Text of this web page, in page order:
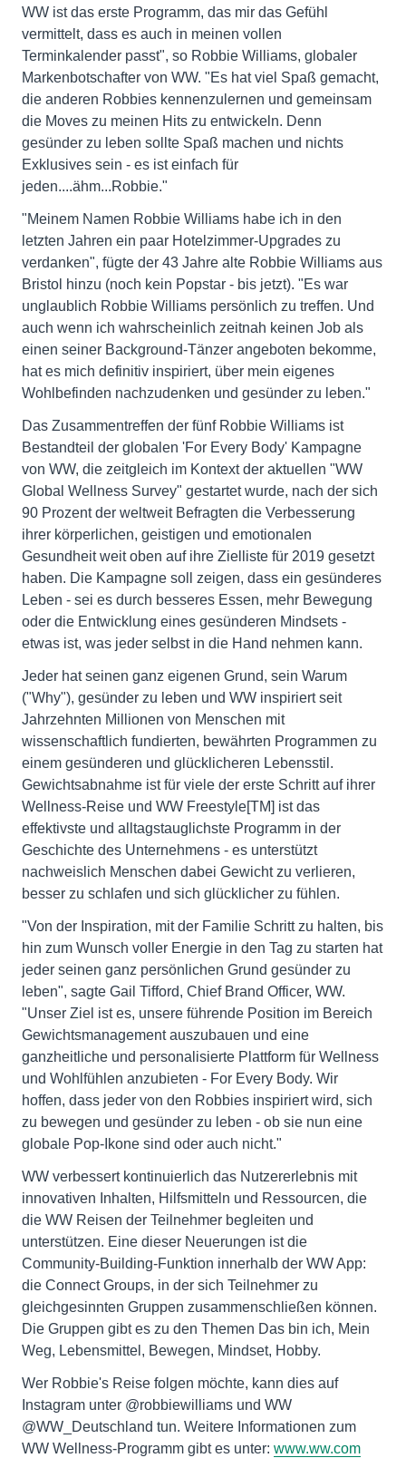
WW ist das erste Programm, das mir das Gefühl
vermittelt, dass es auch in meinen vollen
Terminkalender passt", so Robbie Williams, globaler
Markenbotschafter von WW. "Es hat viel Spaß gemacht,
die anderen Robbies kennenzulernen und gemeinsam
die Moves zu meinen Hits zu entwickeln. Denn
gesünder zu leben sollte Spaß machen und nichts
Exklusives sein - es ist einfach für
jeden....ähm...Robbie."
"Meinem Namen Robbie Williams habe ich in den
letzten Jahren ein paar Hotelzimmer-Upgrades zu
verdanken", fügte der 43 Jahre alte Robbie Williams aus
Bristol hinzu (noch kein Popstar - bis jetzt). "Es war
unglaublich Robbie Williams persönlich zu treffen. Und
auch wenn ich wahrscheinlich zeitnah keinen Job als
einen seiner Background-Tänzer angeboten bekomme,
hat es mich definitiv inspiriert, über mein eigenes
Wohlbefinden nachzudenken und gesünder zu leben."
Das Zusammentreffen der fünf Robbie Williams ist
Bestandteil der globalen 'For Every Body' Kampagne
von WW, die zeitgleich im Kontext der aktuellen "WW
Global Wellness Survey" gestartet wurde, nach der sich
90 Prozent der weltweit Befragten die Verbesserung
ihrer körperlichen, geistigen und emotionalen
Gesundheit weit oben auf ihre Zielliste für 2019 gesetzt
haben. Die Kampagne soll zeigen, dass ein gesünderes
Leben - sei es durch besseres Essen, mehr Bewegung
oder die Entwicklung eines gesünderen Mindsets -
etwas ist, was jeder selbst in die Hand nehmen kann.
Jeder hat seinen ganz eigenen Grund, sein Warum
("Why"), gesünder zu leben und WW inspiriert seit
Jahrzehnten Millionen von Menschen mit
wissenschaftlich fundierten, bewährten Programmen zu
einem gesünderen und glücklicheren Lebensstil.
Gewichtsabnahme ist für viele der erste Schritt auf ihrer
Wellness-Reise und WW Freestyle[TM] ist das
effektivste und alltagstauglichste Programm in der
Geschichte des Unternehmens - es unterstützt
nachweislich Menschen dabei Gewicht zu verlieren,
besser zu schlafen und sich glücklicher zu fühlen.
"Von der Inspiration, mit der Familie Schritt zu halten, bis
hin zum Wunsch voller Energie in den Tag zu starten hat
jeder seinen ganz persönlichen Grund gesünder zu
leben", sagte Gail Tifford, Chief Brand Officer, WW.
"Unser Ziel ist es, unsere führende Position im Bereich
Gewichtsmanagement auszubauen und eine
ganzheitliche und personalisierte Plattform für Wellness
und Wohlfühlen anzubieten - For Every Body. Wir
hoffen, dass jeder von den Robbies inspiriert wird, sich
zu bewegen und gesünder zu leben - ob sie nun eine
globale Pop-Ikone sind oder auch nicht."
WW verbessert kontinuierlich das Nutzererlebnis mit
innovativen Inhalten, Hilfsmitteln und Ressourcen, die
die WW Reisen der Teilnehmer begleiten und
unterstützen. Eine dieser Neuerungen ist die
Community-Building-Funktion innerhalb der WW App:
die Connect Groups, in der sich Teilnehmer zu
gleichgesinnten Gruppen zusammenschließen können.
Die Gruppen gibt es zu den Themen Das bin ich, Mein
Weg, Lebensmittel, Bewegen, Mindset, Hobby.
Wer Robbie's Reise folgen möchte, kann dies auf
Instagram unter @robbiewilliams und WW
@WW_Deutschland tun. Weitere Informationen zum
WW Wellness-Programm gibt es unter: www.ww.com